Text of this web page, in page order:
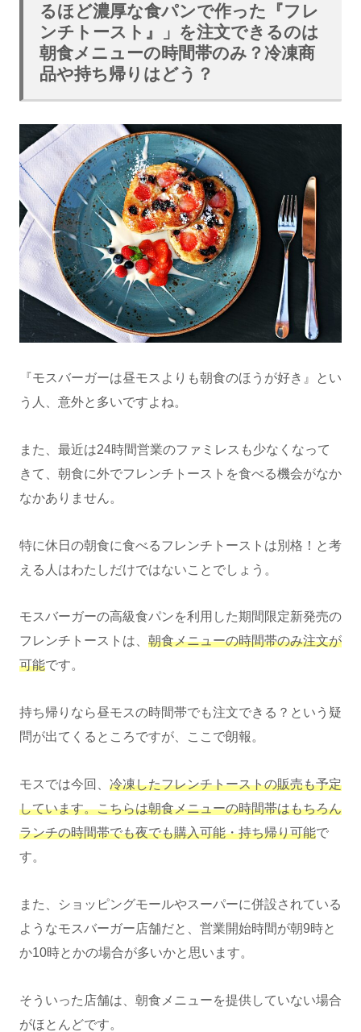
るほど濃厚な食パンで作った『フレ
ンチトースト』」を注文できるのは
朝食メニューの時間帯のみ？冷凍商
品や持ち帰りはどう？
『モスバーガーは昼モスよりも朝食のほうが好き』とい
う人、意外と多いですよね。
また、最近は24時間営業のファミレスも少なくなって
きて、朝食に外でフレンチトーストを食べる機会がなか
なかありません。
特に休日の朝食に食べるフレンチトーストは別格！と考
える人はわたしだけではないことでしょう。
モスバーガーの高級食パンを利用した期間限定新発売の
フレンチトーストは、 朝食メニューの時間帯のみ注文が
可能です。
持ち帰りなら昼モスの時間帯でも注文できる？という疑
問が出てくるところですが、ここで朗報。
モスでは今回、 冷凍したフレンチトーストの販売も予定
しています。こちらは朝食メニューの時間帯はもちろん
ランチの時間帯でも夜でも購入可能・持ち帰り可能で
す。
また、ショッピングモールやスーパーに併設されている
ようなモスバーガー店舗だと、営業開始時間が朝9時と
か10時とかの場合が多いかと思います。
そういった店舗は、朝食メニューを提供していない場合
がほとんどです。